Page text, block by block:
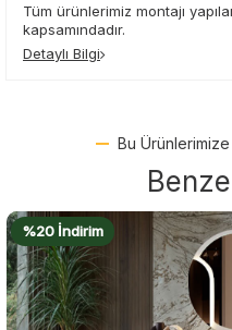
Tüm ürünlerimiz montajı
kapsamındadır.
Detaylı Bilgi
Bu
%22 İndirim